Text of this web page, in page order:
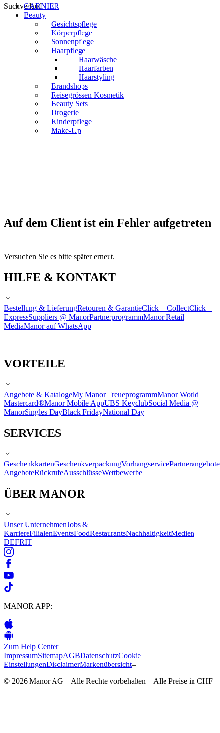
SuchverlaufGARNIER
Beauty
Gesichtspflege
Körperpflege
Sonnenpflege
Haarpflege
Haarwäsche
Haarfarben
Haarstyling
Brandshops
Reisegrössen Kosmetik
Beauty Sets
Drogerie
Kinderpflege
Make-Up
Auf dem Client ist ein Fehler aufgetreten
Versuchen Sie es bitte später erneut.
HILFE & KONTAKT
Bestellung & LieferungRetouren & GarantieClick + CollectClick +
ExpressSuppliers @ ManorPartnerprogrammManor Retail
MediaManor auf WhatsApp
VORTEILE
Angebote & KatalogeMy Manor TreueprogrammManor World
Mastercard®Manor Mobile AppUBS KeyclubSocial Media @
ManorSingles DayBlack FridayNational Day
SERVICES
GeschenkkartenGeschenkverpackungVorhangservicePartnerangebote
AngeboteRückrufeAusschlüsseWettbewerbe
ÜBER MANOR
Unser UnternehmenJobs &
KarriereFilialenEventsFoodRestaurantsNachhaltigkeitMedien
DEFRIT
MANOR APP:
Zum Help Center
ImpressumSitemapAGBDatenschutzCookie
EinstellungenDisclaimerMarkenübersicht–
© 2026 Manor AG – Alle Rechte vorbehalten – Alle Preise in CHF